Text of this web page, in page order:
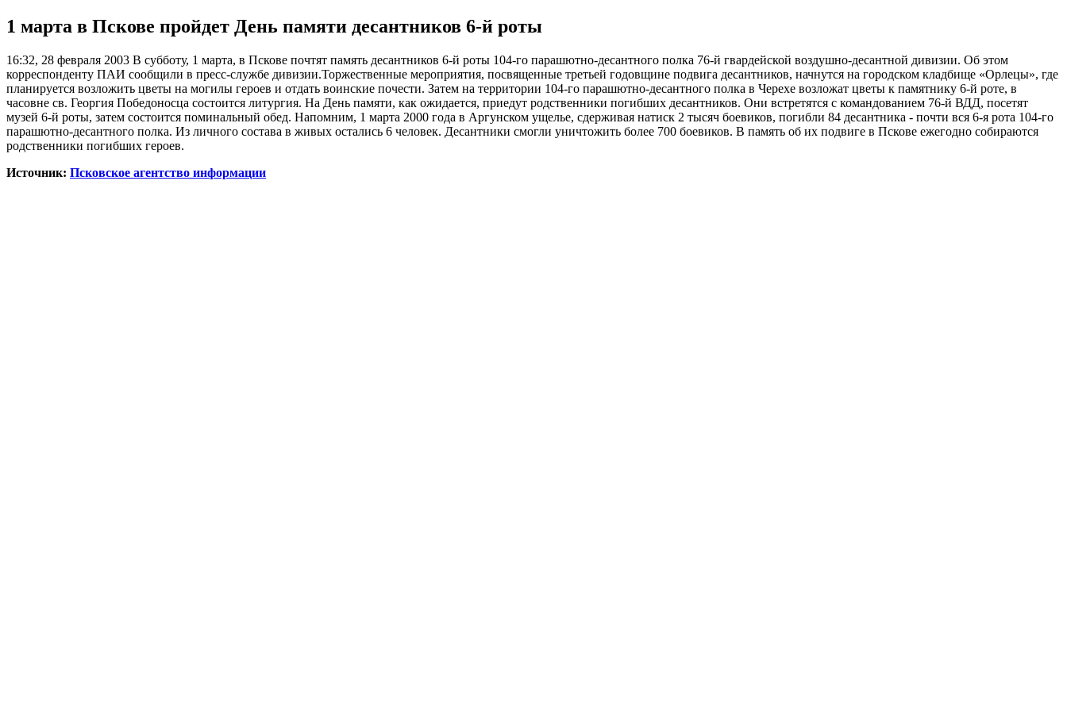
1 марта в Пскове пройдет День памяти десантников 6-й роты
16:32, 28 февраля 2003 В субботу, 1 марта, в Пскове почтят память десантников 6-й роты 104-го парашютно-десантного полка 76-й гвардейской воздушно-десантной дивизии. Об этом
корреспонденту ПАИ сообщили в пресс-службе дивизии.Торжественные мероприятия, посвященные третьей годовщине подвига десантников, начнутся на городском кладбище «Орлецы», где
планируется возложить цветы на могилы героев и отдать воинские почести. Затем на территории 104-го парашютно-десантного полка в Черехе возложат цветы к памятнику 6-й роте, в
часовне св. Георгия Победоносца состоится литургия. На День памяти, как ожидается, приедут родственники погибших десантников. Они встретятся с командованием 76-й ВДД, посетят
музей 6-й роты, затем состоится поминальный обед. Напомним, 1 марта 2000 года в Аргунском ущелье, сдерживая натиск 2 тысяч боевиков, погибли 84 десантника - почти вся 6-я рота 104-го
парашютно-десантного полка. Из личного состава в живых остались 6 человек. Десантники смогли уничтожить более 700 боевиков. В память об их подвиге в Пскове ежегодно собираются
родственники погибших героев.
Источник: Псковское агентство информации